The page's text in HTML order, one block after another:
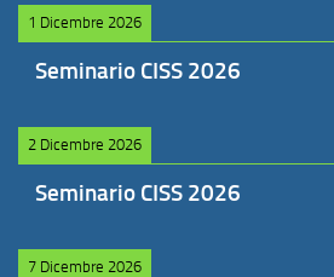
1 Dicembre 2026
Seminario CISS 2026
2 Dicembre 2026
Seminario CISS 2026
7 Dicembre 2026